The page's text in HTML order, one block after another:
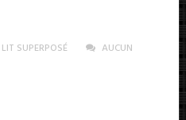
LIT SUPERPOSÉ
AUCUN